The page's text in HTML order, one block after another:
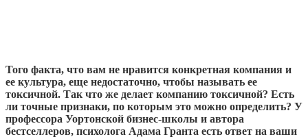
Того факта, что вам не нравится конкретная компания и
ее культура, еще недостаточно, чтобы называть ее
токсичной. Так что же делает компанию токсичной? Есть
ли точные признаки, по которым это можно определить? У
профессора Уортонской бизнес-школы и автора
бестселлеров, психолога Адама Гранта есть ответ на ваши